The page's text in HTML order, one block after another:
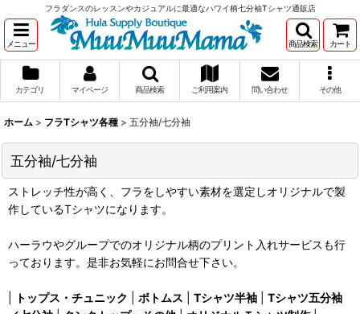
フラダンスのレッスンやカジュアルに最適なハワイ柄七分袖Tシャツ通販店
メニュー 商品検索 カート
カテゴリ マイページ 商品検索 ご利用案内 問い合わせ その他
ホーム > フラTシャツ各種 > 五分袖/七分袖
五分袖/七分袖
ストレッチ性が高く、フラをしやすい素材を選定しオリジナルで製
作しているTシャツになります。
ハーラウやグループでのオリジナル柄のプリント入れサービスも行
っております。是非お気軽にお問合せ下さい。
トップス・チュニック ボトムス Tシャツ半袖
Tシャツ五分袖